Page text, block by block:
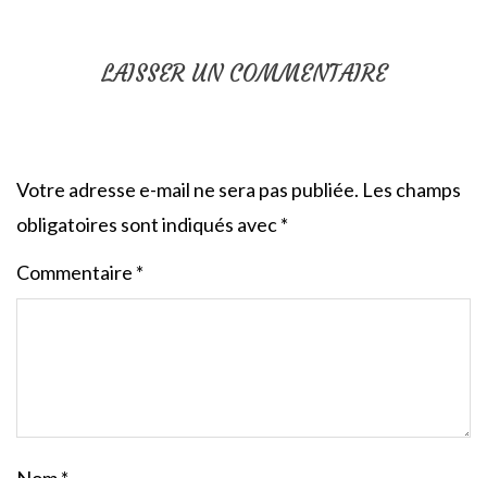
LAISSER UN COMMENTAIRE
Votre adresse e-mail ne sera pas publiée. Les champs
obligatoires sont indiqués avec*
Commentaire *